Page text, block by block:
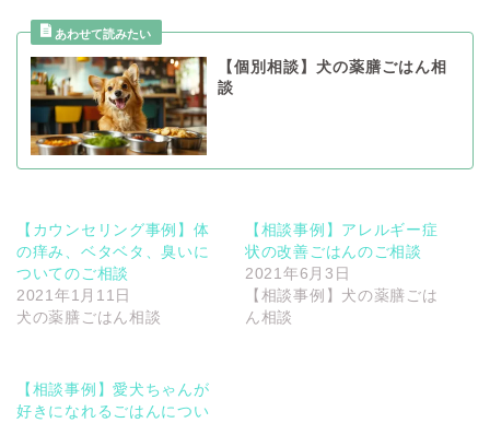
【個別相談】犬の薬膳ごはん相
談
【カウンセリング事例】体
の痒み、ベタベタ、臭いに
ついてのご相談
2021年1月11日
犬の薬膳ごはん相談
【相談事例】アレルギー症
状の改善ごはんのご相談
2021年6月3日
【相談事例】犬の薬膳ごは
ん相談
【相談事例】愛犬ちゃんが
好きになれるごはんについ